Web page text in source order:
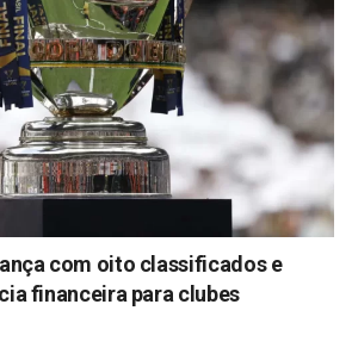
com oito classificados e
financeira para clubes